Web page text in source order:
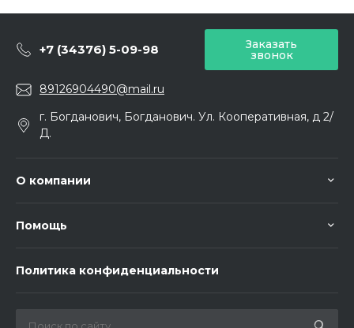
+7 (34376) 5-09-98 Заказать
звонок
89126904490@mail.ru
г. Богданович, Богданович. Ул. Кооперативная, д 2/
Д.
О компании
Помощь
Политика конфиденциальности